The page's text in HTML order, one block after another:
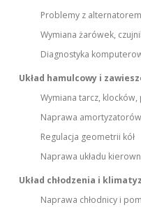
Problemy z alternatorem
Wymiana żarówek,
Diagnostyka
Układ hamulcowy i
Wymiana tarcz,
Naprawa
Regulacja geometrii kół
Naprawa układu
Układ chłodzenia i
Naprawa chłodnicy i